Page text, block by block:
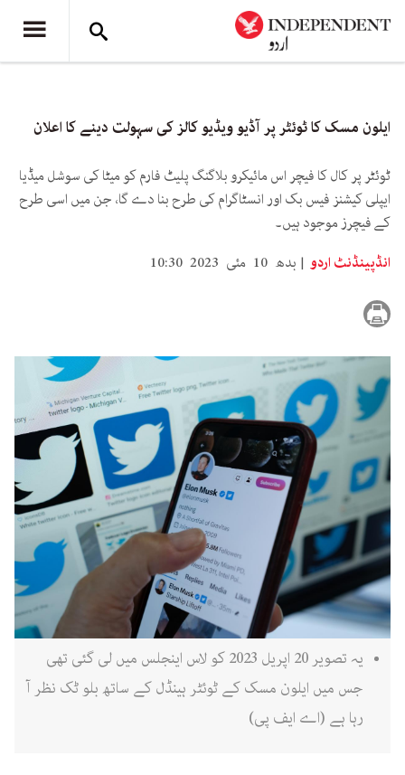
ایلون مسک کا ٹوئٹر پر آڈیو ویڈیو کالز کی سہولت دینے کا اعلان
ٹوئٹر پر کال کا فیچر اس مائیکرو بلاگنگ پلیٹ فارم کو میٹا کی سوشل میڈیا
ایپلی کیشنز فیس بک اور انسٹاگرام کی طرح بنا دے گا، جن میں اسی طرح
کے فیچرز موجود ہیں۔
انڈپینڈنٹ اردو
بدھ 10 مئی 2023 10:30
یہ تصویر 20 اپریل 2023 کو لاس اینجلس میں لی گئی تھی
جس میں ایلون مسک کے ٹوئٹر ہینڈل کے ساتھ بلو ٹک نظر آ
رہا ہے (اے ایف پی)